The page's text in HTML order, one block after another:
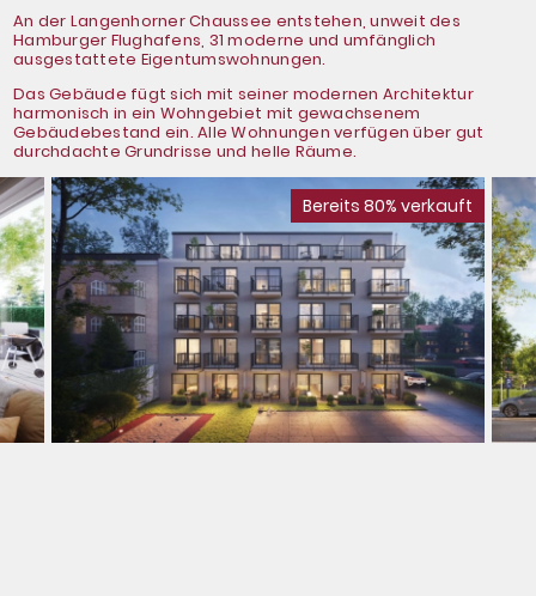
An der Langenhorner Chaussee entstehen, unweit des
Hamburger Flughafens, 31 moderne und umfänglich
ausgestattete Eigentumswohnungen.
Das Gebäude fügt sich mit seiner modernen Architektur
harmonisch in ein Wohngebiet mit gewachsenem
Gebäudebestand ein. Alle Wohnungen verfügen über gut
durchdachte Grundrisse und helle Räume.
Bereits 80% verkauft